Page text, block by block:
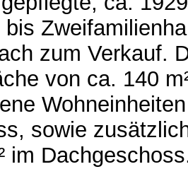
zum Verkauf.
von ca. 140
sowie
im